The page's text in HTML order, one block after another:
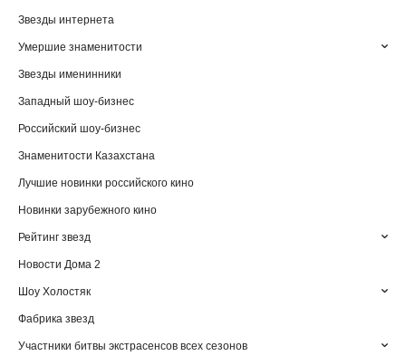
Звезды интернета
Умершие знаменитости
Звезды именинники
Западный шоу-бизнес
Российский шоу-бизнес
Знаменитости Казахстана
Лучшие новинки российского кино
Новинки зарубежного кино
Рейтинг звезд
Новости Дома 2
Шоу Холостяк
Фабрика звезд
Участники битвы экстрасенсов всех сезонов